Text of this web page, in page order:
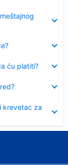
ću platiti?
krevetac za